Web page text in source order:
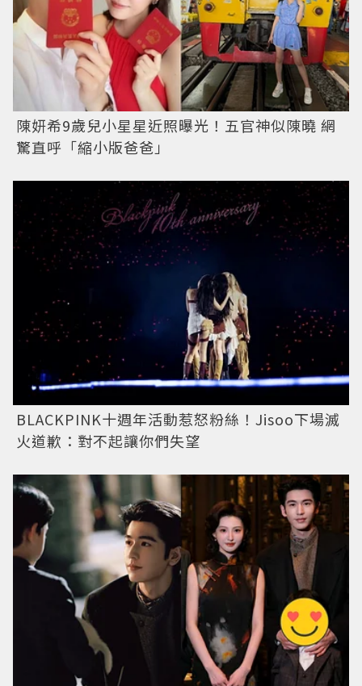
陳妍希9歲兒小星星近照曝光！五官神似陳曉 網
驚直呼「縮小版爸爸」
BLACKPINK十週年活動惹怒粉絲！Jisoo下場滅
火道歉：對不起讓你們失望